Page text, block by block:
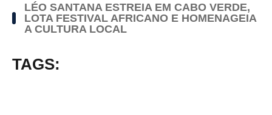
LÉO SANTANA ESTREIA EM CABO VERDE,
LOTA FESTIVAL AFRICANO E HOMENAGEIA
A CULTURA LOCAL
TAGS: